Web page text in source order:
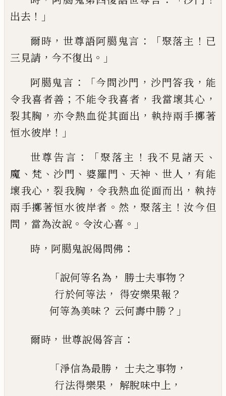
出去 ！」
爾時 ， 世尊語阿臈鬼言 ：「聚落主 ！ 已
三見請 ， 今不復出 。」
阿臈鬼言 ：「今問沙門 ， 沙門答我 ， 能
令我喜者善 ； 不能令我喜者 ， 我當壞其心 ，
裂其胸 ，亦令熱血從其面出 ， 執持兩手擲著
恒水彼岸 ！」
世尊告言 ：「聚落主 ！ 我不見諸天 、
魔 、 梵 、沙門 、 婆羅門 、 天神 、 世人 ， 有能
壞我心 ，裂我胸 ，令我熱血從面而出 ， 執持
兩手擲著恒水彼岸者 。 然 ， 聚落主 ！ 汝今但
問 ， 當為汝說 。 令汝心喜 。」
時 ， 阿臈鬼說偈問佛 ：
「說何等名為 ， 勝士夫事物 ？
行於何等法 ， 得安樂果報 ？
何等為美味 ？ 云何壽中勝 ？」
爾時 ， 世尊說偈答言 ：
「淨信為最勝 ， 士夫之事物 ，
行法得樂果 ， 解脫味中上 ，